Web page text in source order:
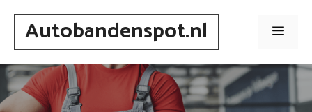
Spring
inhoudAutobandenspot.nl Menu